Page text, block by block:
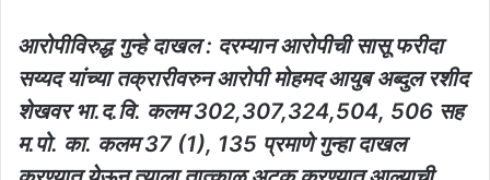
आरोपीविरुद्ध गुन्हे दाखल : दरम्यान आरोपीची सासू फरीदा
सय्यद यांच्या तक्रारीवरुन आरोपी मोहमद आयुब अब्दुल रशीद
शेखवर भा.द.वि. कलम 302,307,324,504, 506 सह
म.पो. का. कलम 37 (1), 135 प्रमाणे गुन्हा दाखल